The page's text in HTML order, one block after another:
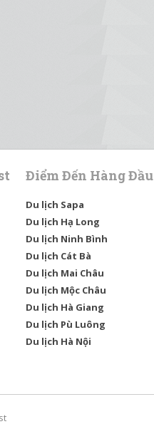
Điểm Đến Hàng Đầu
Du lịch Sapa
Du lịch Hạ Long
Du lịch Ninh Bình
Du lịch Cát Bà
Du lịch Mai Châu
Du lịch Mộc Châu
Du lịch Hà Giang
Du lịch Pù Luông
Du lịch Hà Nội